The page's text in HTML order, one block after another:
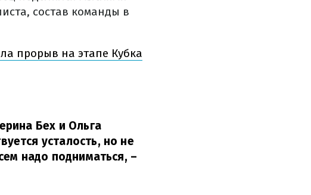
состав команды в
прорыв на этапе Кубка
Бех и Ольга
усталость, но не
надо подниматься, –